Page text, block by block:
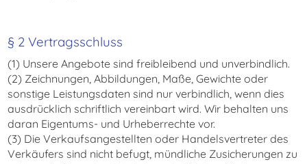
§ 2 Vertragsschluss
(1) Unsere Angebote sind freibleibend und unverbindlich.
(2) Zeichnungen, Abbildungen, Maße, Gewichte oder
sonstige Leistungsdaten sind nur verbindlich, wenn dies
ausdrücklich schriftlich vereinbart wird. Wir behalten uns
daran Eigentums- und Urheberrechte vor.
(3) Die Verkaufsangestellten oder Handelsvertreter des
Verkäufers sind nicht befugt, mündliche Zusicherungen zu